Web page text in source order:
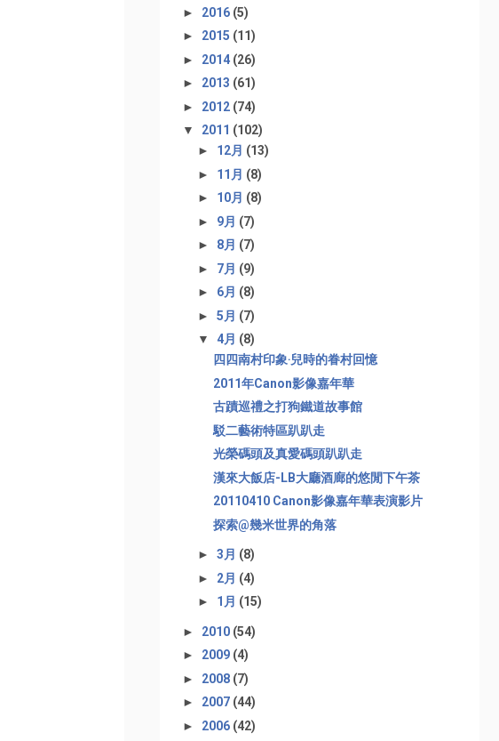
► 2016 (5)
► 2015 (11)
► 2014 (26)
► 2013 (61)
► 2012 (74)
▼ 2011 (102)
► 12月 (13)
► 11月 (8)
► 10月 (8)
► 9月 (7)
► 8月 (7)
► 7月 (9)
► 6月 (8)
► 5月 (7)
▼ 4月 (8)
四四南村印象‧兒時的眷村回憶
2011年Canon影像嘉年華
古蹟巡禮之打狗鐵道故事館
駁二藝術特區趴趴走
光榮碼頭及真愛碼頭趴趴走
漢來大飯店-LB大廳酒廊的悠閒下午茶
20110410 Canon影像嘉年華表演影片
探索@幾米世界的角落
► 3月 (8)
► 2月 (4)
► 1月 (15)
► 2010 (54)
► 2009 (4)
► 2008 (7)
► 2007 (44)
► 2006 (42)